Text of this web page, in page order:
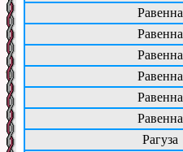
Равенна
Равенна
Равенна
Равенна
Равенна
Равенна
Рагуза